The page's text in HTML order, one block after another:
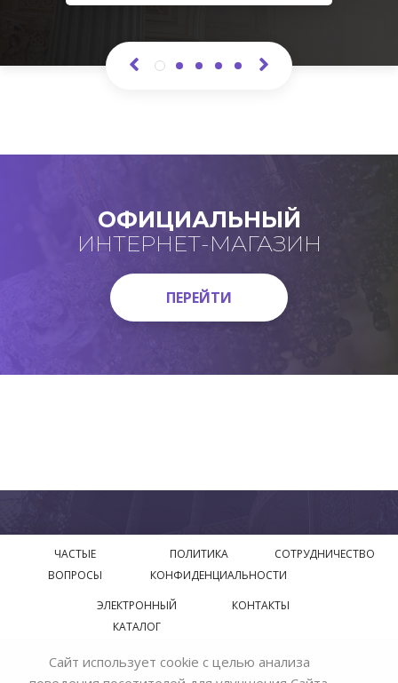
ОФИЦИАЛЬНЫЙ
ИНТЕРНЕТ-МАГАЗИН
ПЕРЕЙТИ
ПЕРЕЙТИ
ЧАСТЫЕ
ВОПРОСЫ
ПОЛИТИКА
КОНФИДЕНЦИАЛЬНОСТИ
СОТРУДНИЧЕСТВО
ЭЛЕКТРОННЫЙ
КАТАЛОГ
КОНТАКТЫ
© 2018—2026 Официальный сайт завода производителя
Сайт использует cookie с целью анализа